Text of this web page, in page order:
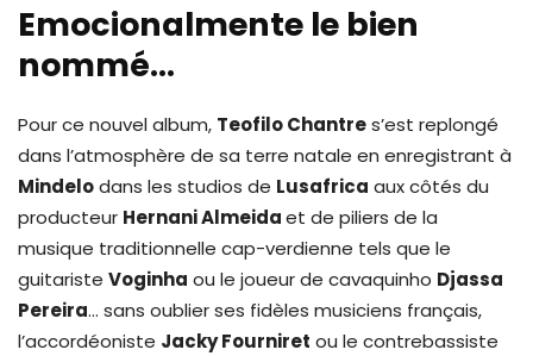
Emocionalmente le bien
nommé…
Pour ce nouvel album, Teofilo Chantres’est replongé
dans l’atmosphère de sa terre natale en enregistrant à
Mindelodans les studios de Lusafrica aux côtés du
producteur Hernani Almeidaet de piliers de la
musique traditionnelle cap-verdienne tels que le
guitariste Voginha ou le joueur de cavaquinho Djassa
Pereira… sans oublier ses fidèles musiciens français,
l’accordéoniste Jacky Fourniret ou le contrebassiste